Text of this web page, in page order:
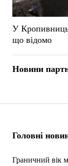
Головні
Граничний вік
У
що відомо
Новини